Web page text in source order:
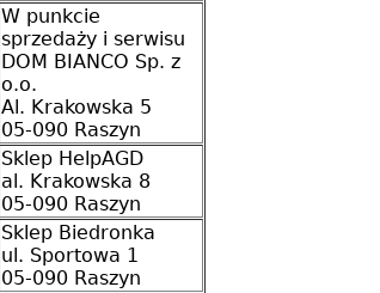
W punkcie
sprzedaży i serwisu
DOM BIANCO Sp. z
o.o.
Al. Krakowska 5
05-090 Raszyn
Sklep HelpAGD
al. Krakowska 8
05-090 Raszyn
Sklep Biedronka
ul. Sportowa 1
05-090 Raszyn